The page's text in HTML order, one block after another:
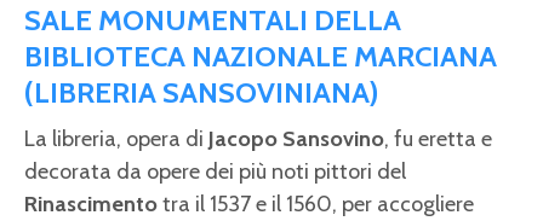
SALE MONUMENTALI DELLA
BIBLIOTECA NAZIONALE MARCIANA
(LIBRERIA SANSOVINIANA)
La libreria, opera di Jacopo Sansovino, fu eretta e
decorata da opere dei più noti pittori del
Rinascimentotra il 1537 e il 1560, per accogliere